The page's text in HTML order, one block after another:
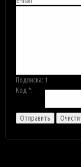
Подписка: 1
Код *: